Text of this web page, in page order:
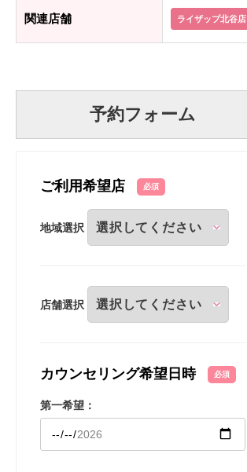
関連店舗 ライザップ北谷店
予約フォーム
ご利用希望店 必須
地域選択
店舗選択
カウンセリング希望日時 必須
第一希望：